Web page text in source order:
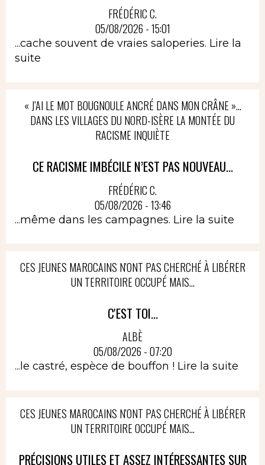
FRÉDÉRIC C.
05/08/2026 - 15:01
...cache souvent de vraies saloperies. Lire la
suite
« J’AI LE MOT BOUGNOULE ANCRÉ DANS MON CRÂNE »…
DANS LES VILLAGES DU NORD-ISÈRE LA MONTÉE DU
RACISME INQUIÈTE
CE RACISME IMBÉCILE N’EST PAS NOUVEAU...
FRÉDÉRIC C.
05/08/2026 - 13:46
...même dans les campagnes. Lire la suite
CES JEUNES MAROCAINS N'ONT PAS CHERCHÉ À LIBÉRER
UN TERRITOIRE OCCUPÉ MAIS...
C'EST TOI...
ALBÈ
05/08/2026 - 07:20
...le castré, espèce de bouffon ! Lire la suite
CES JEUNES MAROCAINS N'ONT PAS CHERCHÉ À LIBÉRER
UN TERRITOIRE OCCUPÉ MAIS...
PRÉCISIONS UTILES ET ASSEZ INTÉRESSANTES SUR